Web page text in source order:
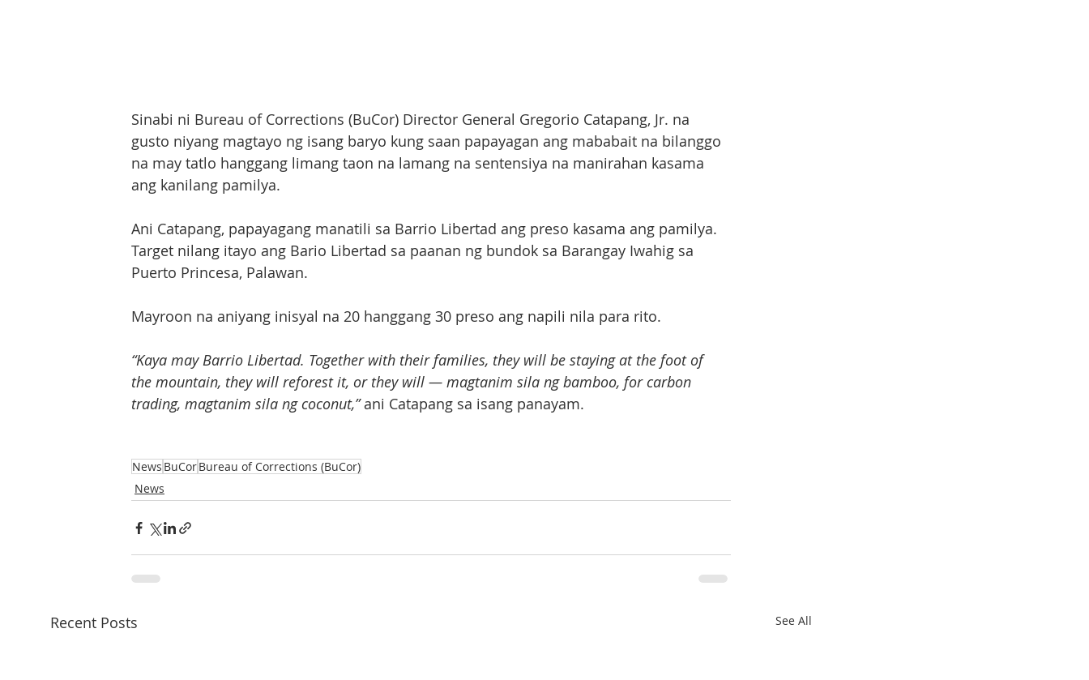
Sinabi ni Bureau of Corrections (BuCor) Director General Gregorio Catapang, Jr. na
gusto niyang magtayo ng isang baryo kung saan papayagan ang mababait na bilanggo
na may tatlo hanggang limang taon na lamang na sentensiya na manirahan kasama
ang kanilang pamilya.
Ani Catapang, papayagang manatili sa Barrio Libertad ang preso kasama ang pamilya.
Target nilang itayo ang Bario Libertad sa paanan ng bundok sa Barangay Iwahig sa
Puerto Princesa, Palawan.
Mayroon na aniyang inisyal na 20 hanggang 30 preso ang napili nila para rito.
“Kaya may Barrio Libertad. Together with their families, they will be staying at the foot of
the mountain, they will reforest it, or they will — magtanim sila ng bamboo, for carbon
trading, magtanim sila ng coconut,” ani Catapang sa isang panayam.
News BuCorBureau of Corrections (BuCor)
News
Recent Posts See All